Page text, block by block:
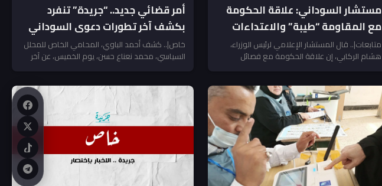
مستشار السوداني: علاقة الحكومة
مع المقاومة “طيبة” والاعتداءات
الأميركية “استهتار”
متابعات|.. قال المستشار الإعلامي لرئيس الوزراء،
هشام الركابي، إن علاقة الحكومة مع فصائل
أمر قضائي جديد.. “جريدة” تنفرد
بكشف آخر تطورات دعوى السوداني
ضد محمد نعناع
خاص|.. كشف أحمد الباوي، المحامي الخاص للمحلل
السياسي، محمد نعناع حسن، يوم الخميس، عن آخر